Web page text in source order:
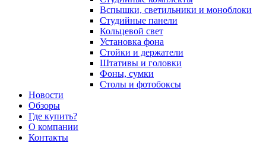
Вспышки, светильники и моноблоки
Студийные панели
Кольцевой свет
Установка фона
Стойки и держатели
Штативы и головки
Фоны, сумки
Столы и фотобоксы
Новости
Обзоры
Где купить?
О компании
Контакты